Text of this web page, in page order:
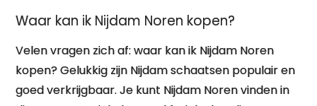
Waar kan ik Nijdam Noren kopen?
Velen vragen zich af: waar kan ik Nijdam Noren
kopen? Gelukkig zijn Nijdam schaatsen populair en
goed verkrijgbaar. Je kunt Nijdam Noren vinden in